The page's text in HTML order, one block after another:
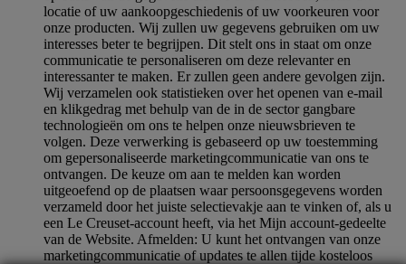
locatie of uw aankoopgeschiedenis of uw voorkeuren voor
onze producten. Wij zullen uw gegevens gebruiken om uw
interesses beter te begrijpen. Dit stelt ons in staat om onze
communicatie te personaliseren om deze relevanter en
interessanter te maken. Er zullen geen andere gevolgen zijn.
Wij verzamelen ook statistieken over het openen van e-mail
en klikgedrag met behulp van de in de sector gangbare
technologieën om ons te helpen onze nieuwsbrieven te
volgen. Deze verwerking is gebaseerd op uw toestemming
om gepersonaliseerde marketingcommunicatie van ons te
ontvangen. De keuze om aan te melden kan worden
uitgeoefend op de plaatsen waar persoonsgegevens worden
verzameld door het juiste selectievakje aan te vinken of, als u
een Le Creuset-account heeft, via het Mijn account-gedeelte
van de Website. Afmelden: U kunt het ontvangen van onze
marketingcommunicatie of updates te allen tijde kosteloos